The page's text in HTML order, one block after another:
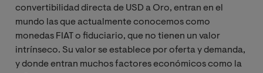
convertibilidad directa de USD a Oro, entran en el
mundo las que actualmente conocemos como
monedas FIAT o fiduciario, que no tienen un valor
intrínseco. Su valor se establece por oferta y demanda,
y donde entran muchos factores económicos como la